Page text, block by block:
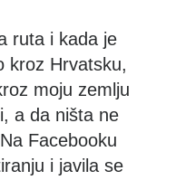
ruta i kada je
kroz Hrvatsku,
moju zemlju
a da ništa ne
Facebooku
i javila se